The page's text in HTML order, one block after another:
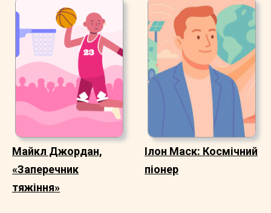
Майкл Джордан,
«Заперечник
тяжіння»
Ілон Маск: Космічний
піонер